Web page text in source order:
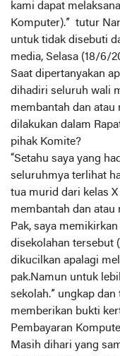
kami dapat
Komputer).” tutur
untuk tidak disebuti
media, Selasa (18/6/
Saat dipertanyakan
dihadiri seluruh wali
membantah dan atau
dilakukan dalam
pihak Komite?
“Setahu saya yang
seluruhmya terlihat
tua murid dari kelas X
membantah dan atau
Pak, saya
disekolahan tersebut
dikucilkan apalagi
pak.Namun untuk
sekolah.” ungkap
memberikan bukti
Pembayaran
Masih dihari yang